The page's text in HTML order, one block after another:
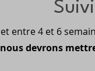
entre 4 et 6
nous devrons